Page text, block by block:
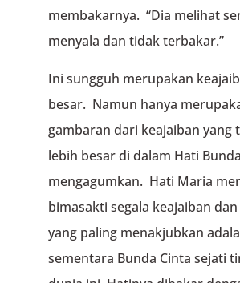
membakarnya. “Dia melihat
menyala dan tidak terbak­ar.”
Ini sungguh merupakan
besar. Namun hanya
gambaran dari keajaiban yang
lebih besar di dalam Hati
mengagumkan. Hati Maria
bimas­akti segala keajaiban
yang paling menakjubkan
sementa­ra Bunda Cinta sejati